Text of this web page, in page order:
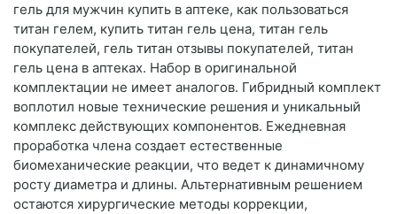
гель для мужчин купить в аптеке, как пользоваться
титан гелем, купить титан гель цена, титан гель
покупателей, гель титан отзывы покупателей, титан
гель цена в аптеках. Набор в оригинальной
комплектации не имеет аналогов. Гибридный комплект
воплотил новые технические решения и уникальный
комплекс действующих компонентов. Ежедневная
проработка члена создает естественные
биомеханические реакции, что ведет к динамичному
росту диаметра и длины. Альтернативным решением
остаются хирургические методы коррекции,